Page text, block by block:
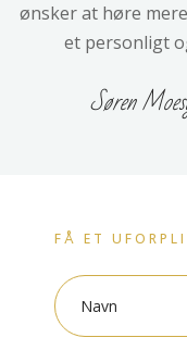
ønsker at høre
et personligt
​Søren
FÅ ET